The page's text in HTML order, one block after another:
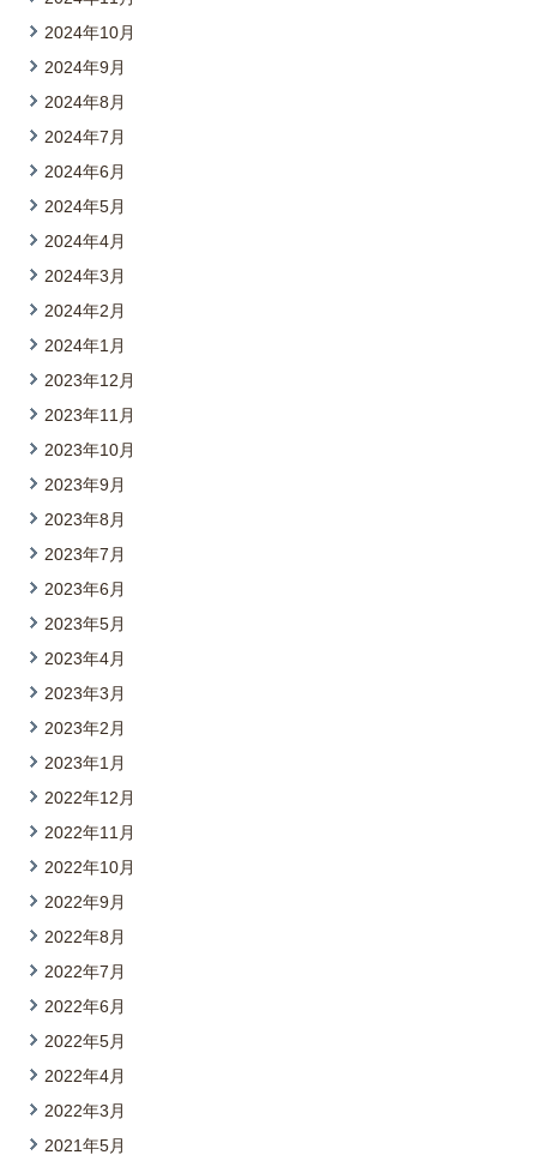
2024年10月
2024年9月
2024年8月
2024年7月
2024年6月
2024年5月
2024年4月
2024年3月
2024年2月
2024年1月
2023年12月
2023年11月
2023年10月
2023年9月
2023年8月
2023年7月
2023年6月
2023年5月
2023年4月
2023年3月
2023年2月
2023年1月
2022年12月
2022年11月
2022年10月
2022年9月
2022年8月
2022年7月
2022年6月
2022年5月
2022年4月
2022年3月
2021年5月